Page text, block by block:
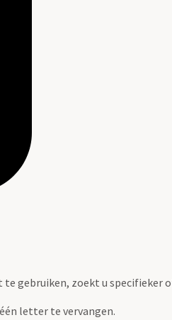
gebruiken, zoekt u specifieker
letter te vervangen.